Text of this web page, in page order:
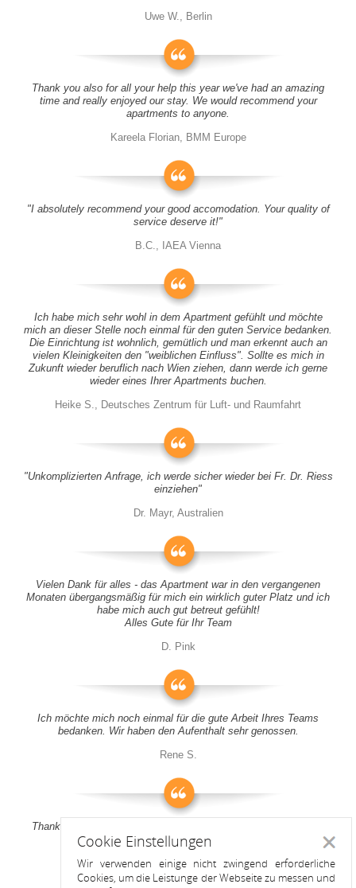
Uwe W., Berlin
Thank you also for all your help this year we've had an amazing
time and really enjoyed our stay. We would recommend your
apartments to anyone.
Kareela Florian, BMM Europe
"I absolutely recommend your good accomodation. Your quality of
service deserve it!"
B.C., IAEA Vienna
Ich habe mich sehr wohl in dem Apartment gefühlt und möchte
mich an dieser Stelle noch einmal für den guten Service bedanken.
Die Einrichtung ist wohnlich, gemütlich und man erkennt auch an
vielen Kleinigkeiten den "weiblichen Einfluss". Sollte es mich in
Zukunft wieder beruflich nach Wien ziehen, dann werde ich gerne
wieder eines Ihrer Apartments buchen.
Heike S., Deutsches Zentrum für Luft- und Raumfahrt
"Unkomplizierten Anfrage, ich werde sicher wieder bei Fr. Dr. Riess
einziehen"
Dr. Mayr, Australien
Vielen Dank für alles - das Apartment war in den vergangenen
Monaten übergangsmäßig für mich ein wirklich guter Platz und ich
habe mich auch gut betreut gefühlt!
Alles Gute für Ihr Team
D. Pink
Ich möchte mich noch einmal für die gute Arbeit Ihres Teams
bedanken. Wir haben den Aufenthalt sehr genossen.
Rene S.
Thank you all for your support! It was a pleasure to stay at your
apartment
Anitah S.
Cookie Einstellungen
Wir verwenden einige nicht zwingend erforderliche
Cookies, um die Leistunge der Webseite zu messen und